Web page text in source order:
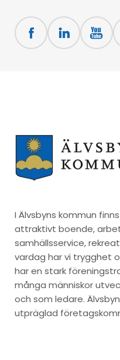
I Älvsbyns kommun
attraktivt boende,
samhällsservice,
vardag har vi trygghet
har en stark
många människor
och som ledare.
utpräglad